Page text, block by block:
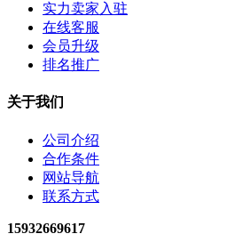
实力卖家入驻
在线客服
会员升级
排名推广
关于我们
公司介绍
合作条件
网站导航
联系方式
15932669617